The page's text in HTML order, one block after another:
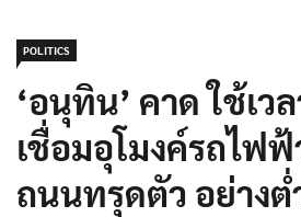
POLITICS
‘อนุทิน’ คาด ใช้เว
เชื่อมอุโมงค์รถไฟ
ถนนทรุดตัว อย่างต่